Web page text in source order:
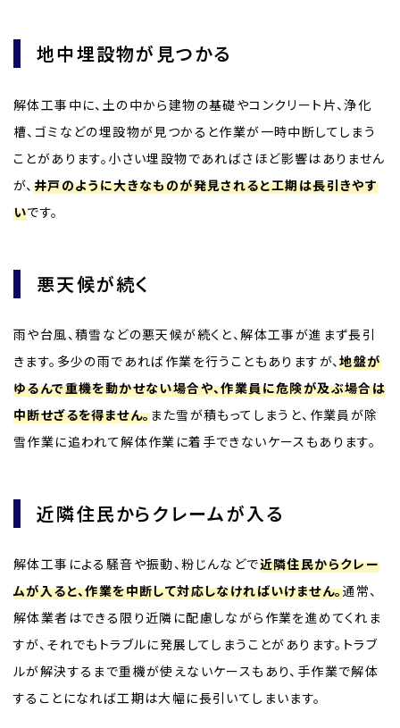
地中埋設物が見つかる
解体工事中に、土の中から建物の基礎やコンクリート片、浄化
槽、ゴミなどの埋設物が見つかると作業が一時中断してしまう
ことがあります。小さい埋設物であればさほど影響はありません
が、 井戸のように大きなものが発見されると工期は長引きやす
いです。
悪天候が続く
雨や台風、積雪などの悪天候が続くと、解体工事が進まず長引
きます。多少の雨であれば作業を行うこともありますが、地盤が
ゆるんで重機を動かせない場合や、作業員に危険が及ぶ場合は
中断せざるを得ません。また雪が積もってしまうと、作業員が除
雪作業に追われて解体作業に着手できないケースもあります。
近隣住民からクレームが入る
解体工事による騒音や振動、粉じんなどで近隣住民からクレー
ムが入ると、作業を中断して対応しなければいけません。通常、
解体業者はできる限り近隣に配慮しながら作業を進めてくれま
すが、それでもトラブルに発展してしまうことがあります。トラブ
ルが解決するまで重機が使えないケースもあり、手作業で解体
することになれば工期は大幅に長引いてしまいます。